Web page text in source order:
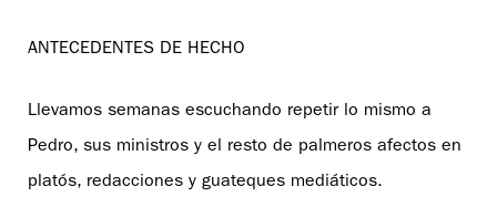
ANTECEDENTES DE HECHO
Llevamos semanas escuchando repetir lo mismo a
Pedro, sus ministros y el resto de palmeros afectos en
platós, redacciones y guateques mediáticos.